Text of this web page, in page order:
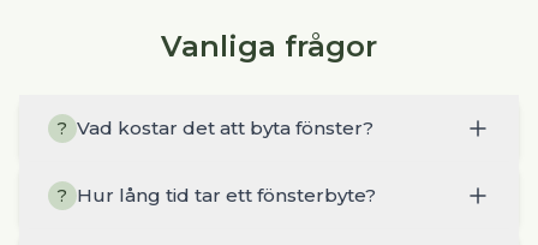
Vanliga frågor
? Vad kostar det att byta fönster?
? Hur lång tid tar ett fönsterbyte?